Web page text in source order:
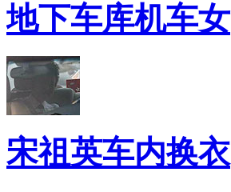
地下车库机车女
宋祖英车内换衣